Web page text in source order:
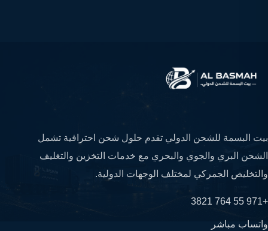
بيت البسمة للشحن الدولي تقدم حلول شحن احترافية تشمل
الشحن البري والجوي والبحري مع خدمات التخزين والتغليف
والتخليص الجمركي لمختلف الوجهات الدولية.
+971 55 764 3821
واتساب مباشر